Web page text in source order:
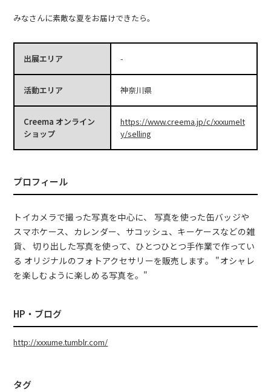
みなさんに素敵な夏をお届けできたら。
出展エリア -
活動エリア 神奈川県
Creema オンライン
ショップ
https://www.creema.jp/c/xxxumelt
y/selling
プロフィール
トイカメラで撮った写真を中心に、 写真を使った缶バッジや
スマホケース、カレンダー、サコッシュ、キーケースなどの雑
貨、 切り出した写真を使って、ひとつひとつ手作業で作ってい
る オリジナルのフォトアクセサリーを販売します。 "オシャレ
を楽しむように楽しめる写真を。"
HP・ブログ
http://xxxume.tumblr.com/
タグ